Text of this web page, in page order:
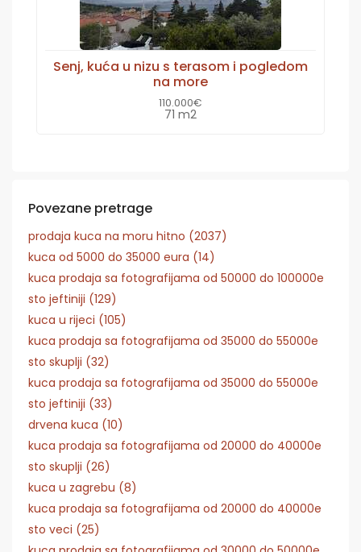
Senj, kuća u nizu s terasom i pogledom
na more
110.000€
71 m2
Povezane pretrage
prodaja kuca na moru hitno (2037)
kuca od 5000 do 35000 eura (14)
kuca prodaja sa fotografijama od 50000 do 100000e
sto jeftiniji (129)
kuca u rijeci (105)
kuca prodaja sa fotografijama od 35000 do 55000e
sto skuplji (32)
kuca prodaja sa fotografijama od 35000 do 55000e
sto jeftiniji (33)
drvena kuca (10)
kuca prodaja sa fotografijama od 20000 do 40000e
sto skuplji (26)
kuca u zagrebu (8)
kuca prodaja sa fotografijama od 20000 do 40000e
sto veci (25)